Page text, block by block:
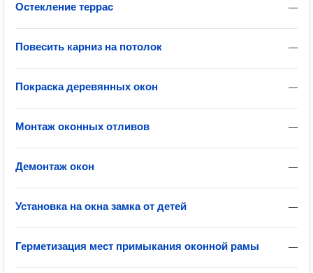
—
Остекление террас
—
Повесить карниз на потолок
—
Покраска деревянных окон
—
Монтаж оконных отливов
—
Демонтаж окон
—
Установка на окна замка от детей
—
Герметизация мест примыкания оконной рамы